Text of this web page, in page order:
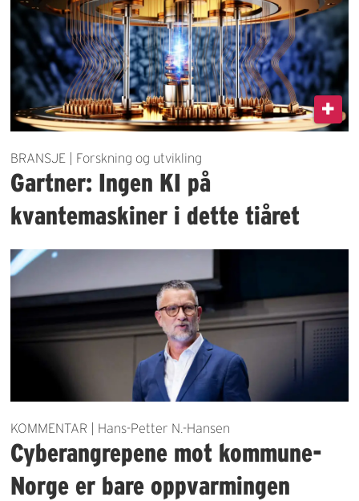
BRANSJE | Forskning og utvikling
Gartner: Ingen KI på
kvantemaskiner i dette tiåret
KOMMENTAR | Hans-Petter N.-Hansen
Cyberangrepene mot kommune-
Norge er bare oppvarmingen